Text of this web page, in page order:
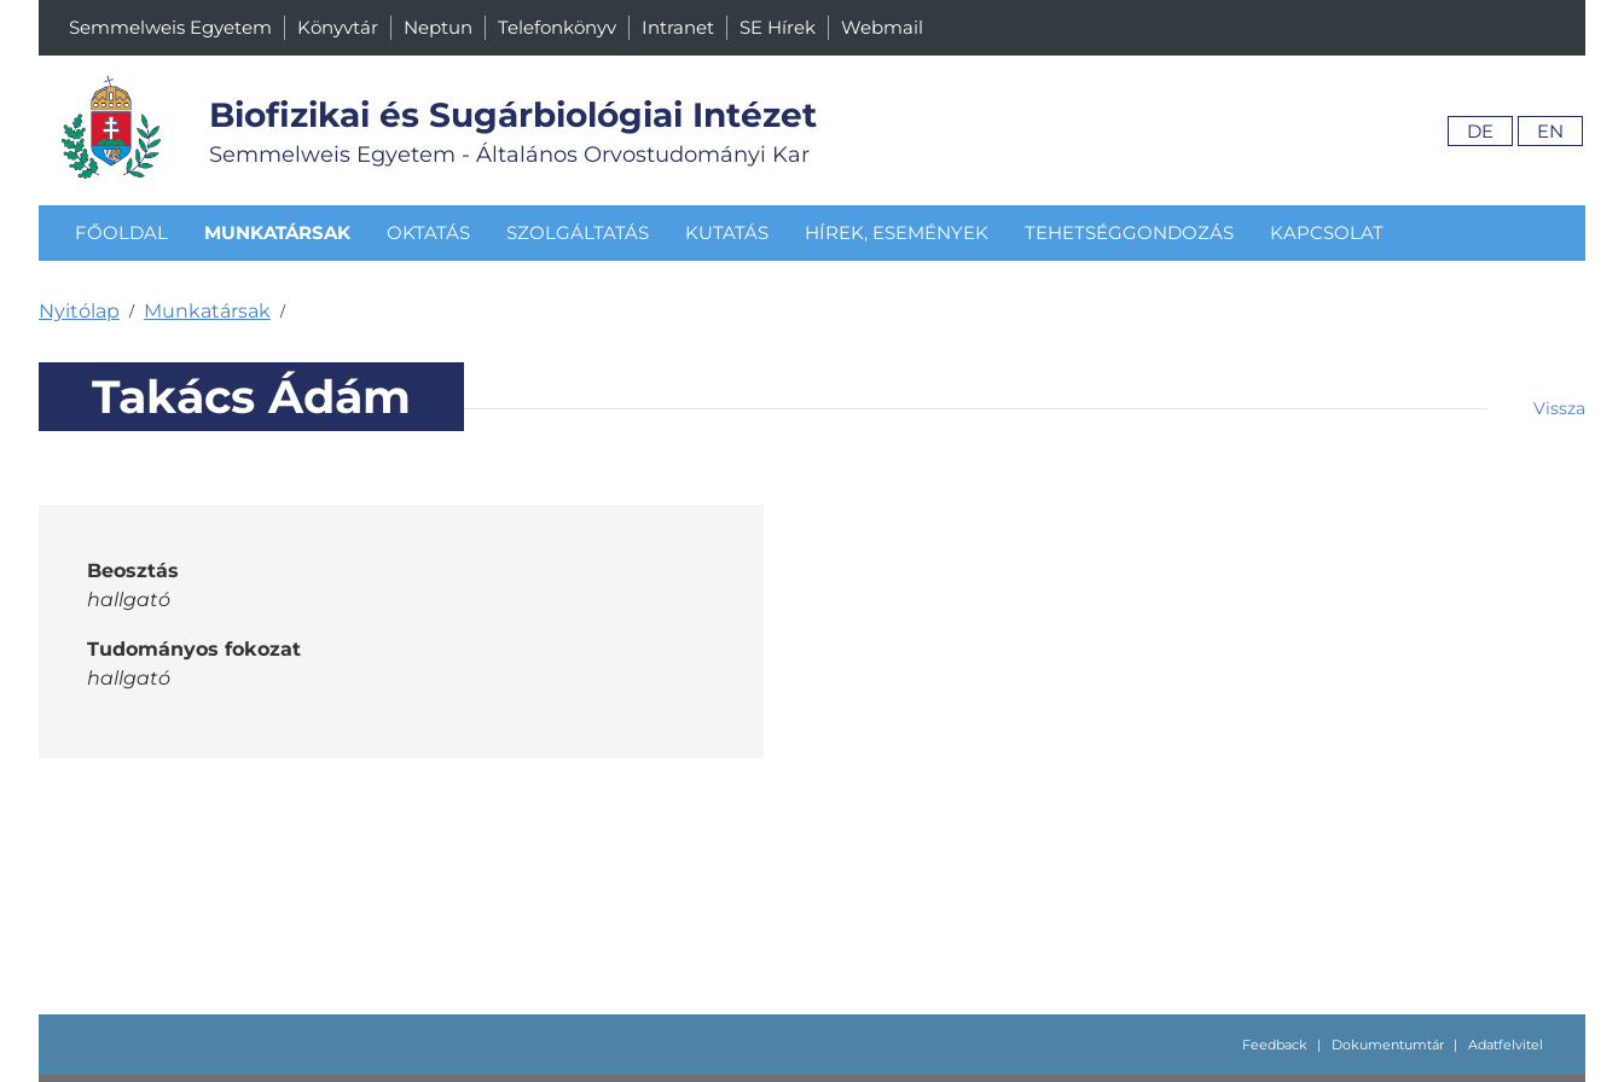
Semmelweis Egyetem Könyvtár Neptun Telefonkönyv Intranet SE Hírek Webmail
Biofizikai és Sugárbiológiai Intézet
Semmelweis Egyetem - Általános Orvostudományi Kar
DE EN
FŐOLDAL MUNKATÁRSAK OKTATÁS SZOLGÁLTATÁS KUTATÁS HÍREK, ESEMÉNYEK TEHETSÉGGONDOZÁS KAPCSOLAT
Nyitólap / Munkatársak /
Takács Ádám Vissza
Beosztás
hallgató
Tudományos fokozat
hallgató
Feedback | Dokumentumtár | Adatfelvitel